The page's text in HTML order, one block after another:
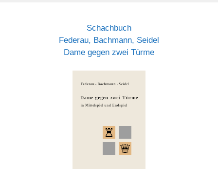
Schachbuch
Federau, Bachmann, Seidel
Dame gegen zwei Türme